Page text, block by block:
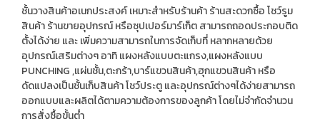
ชั้นวางสินค้าอเนกประสงค์ เหมาะสำหรับร้านค้า ร้านสะดวกซื้อ โชว์รูม
สินค้า ร้านขายอุปกรณ์ หรือซุปเปอร์มาร์เก็ต สามารถถอดประกอบติด
ตั้งได้ง่าย และ เพิ่มความสามารถในการจัดเก็บที่ หลากหลายด้วย
อุปกรณ์เสริมต่างๆ อาทิ แผงหลังแบบตะแกรง,แผงหลังแบบ
PUNCHING ,แผ่นชั้น,ตะกร้า,บาร์แขวนสินค้า,ฮุกแขวนสินค้า หรือ
ดัดแปลงเป็นชั้นเก็บสินค้า โชว์ประตู และอุปกรณ์ต่างๆได้ง่ายสามารถ
ออกแบบและผลิตได้ตามความต้องการของลูกค้า โดยไม่จำกัดจำนวน
การสั่งซื้อขั้นต่ำ